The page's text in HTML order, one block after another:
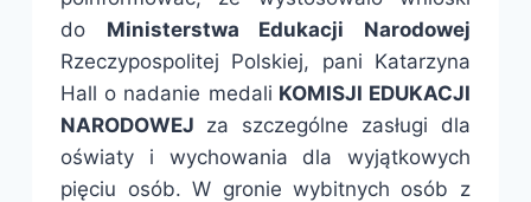
do Ministerstwa Edukacji Narodowej
Rzeczypospolitej Polskiej, pani Katarzyna
Hall o nadanie medali KOMISJI EDUKACJI
NARODOWEJ za szczególne zasługi dla
oświaty i wychowania dla wyjątkowych
pięciu osób. W gronie wybitnych osób z